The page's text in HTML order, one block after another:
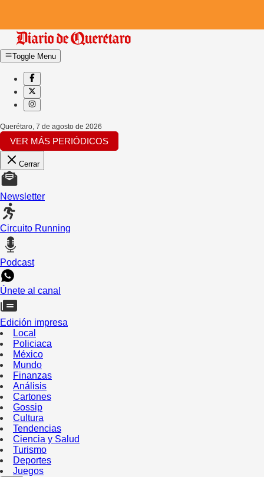
Toggle Menu
Querétaro, 7 de agosto de 2026
VER MÁS PERIÓDICOS
Cerrar
Newsletter
Circuito Running
Podcast
Únete al canal
Edición impresa
Local
Policiaca
México
Mundo
Finanzas
Análisis
Cartones
Gossip
Cultura
Tendencias
Ciencia y Salud
Turismo
Deportes
Juegos